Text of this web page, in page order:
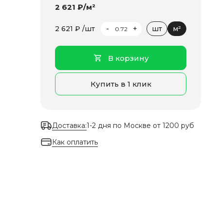
2 621 ₽/м²
2 621 ₽ /шт - + шт м²
В корзину
Купить в 1 клик
Доставка:1-2 дня по Москве от 1200 руб
Как оплатить